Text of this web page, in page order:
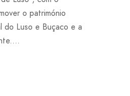
o património
do Luso e Buçaco e a